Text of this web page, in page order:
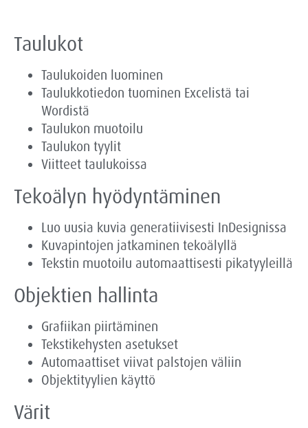
Taulukot
Taulukoiden luominen
Taulukkotiedon tuominen Excelistä tai
Wordistä
Taulukon muotoilu
Taulukon tyylit
Viitteet taulukoissa
Tekoälyn hyödyntäminen
Luo uusia kuvia generatiivisesti InDesignissa
Kuvapintojen jatkaminen tekoälyllä
Tekstin muotoilu automaattisesti pikatyyleillä
Objektien hallinta
Grafiikan piirtäminen
Tekstikehysten asetukset
Automaattiset viivat palstojen väliin
Objektityylien käyttö
Värit